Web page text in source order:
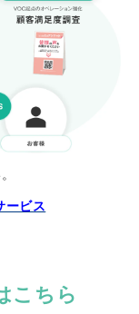
ービス
こちら